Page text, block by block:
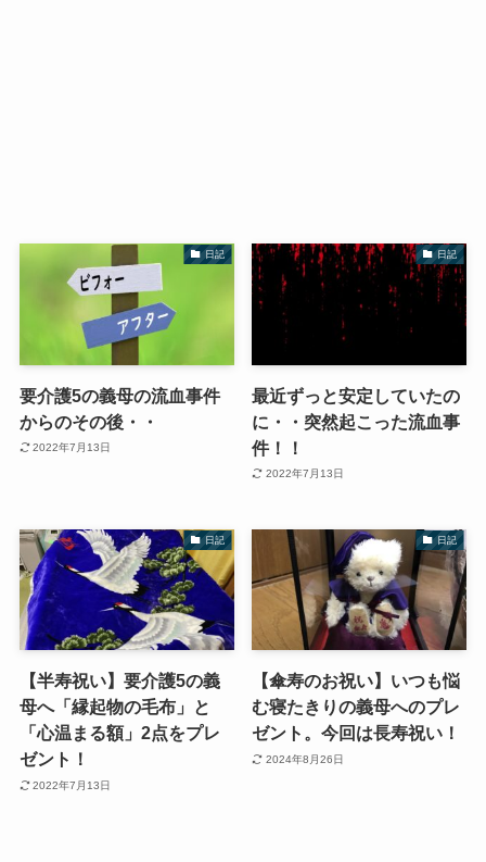
日記
要介護5の義母の流血事件
からのその後・・
2022年7月13日
日記
最近ずっと安定していたの
に・・突然起こった流血事
件！！
2022年7月13日
日記
【半寿祝い】要介護5の義
母へ「縁起物の毛布」と
「心温まる額」2点をプレ
ゼント！
2022年7月13日
日記
【傘寿のお祝い】いつも悩
む寝たきりの義母へのプレ
ゼント。今回は長寿祝い！
2024年8月26日